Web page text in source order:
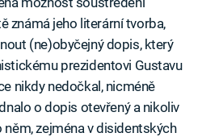
známá jeho literární tvorba,
(ne)obyčejný dopis, který
prezidentovi Gustavu
nikdy nedočkal, nicméně
o dopis otevřený a nikoliv
zejména v disidentských